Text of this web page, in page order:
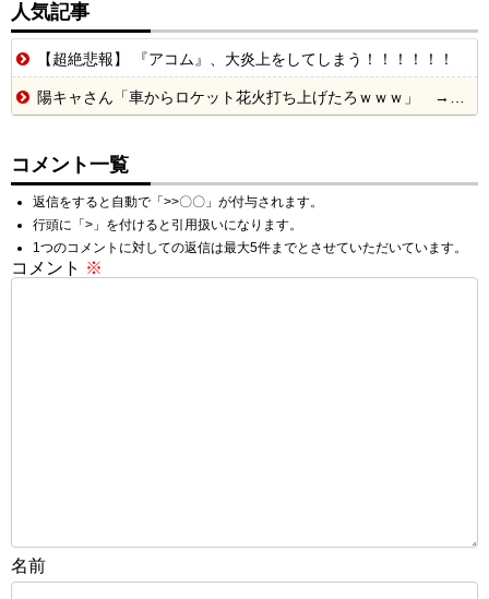
人気記事
【超絶悲報】 『アコム』、大炎上をしてしまう！！！！！！
陽キャさん「車からロケット花火打ち上げたろｗｗｗ」 → サンルーフが閉まっていて無事車内に発射
コメント一覧
返信をすると自動で「>>〇〇」が付与されます。
行頭に「>」を付けると引用扱いになります。
1つのコメントに対しての返信は最大5件までとさせていただいています。
コメント ※
名前